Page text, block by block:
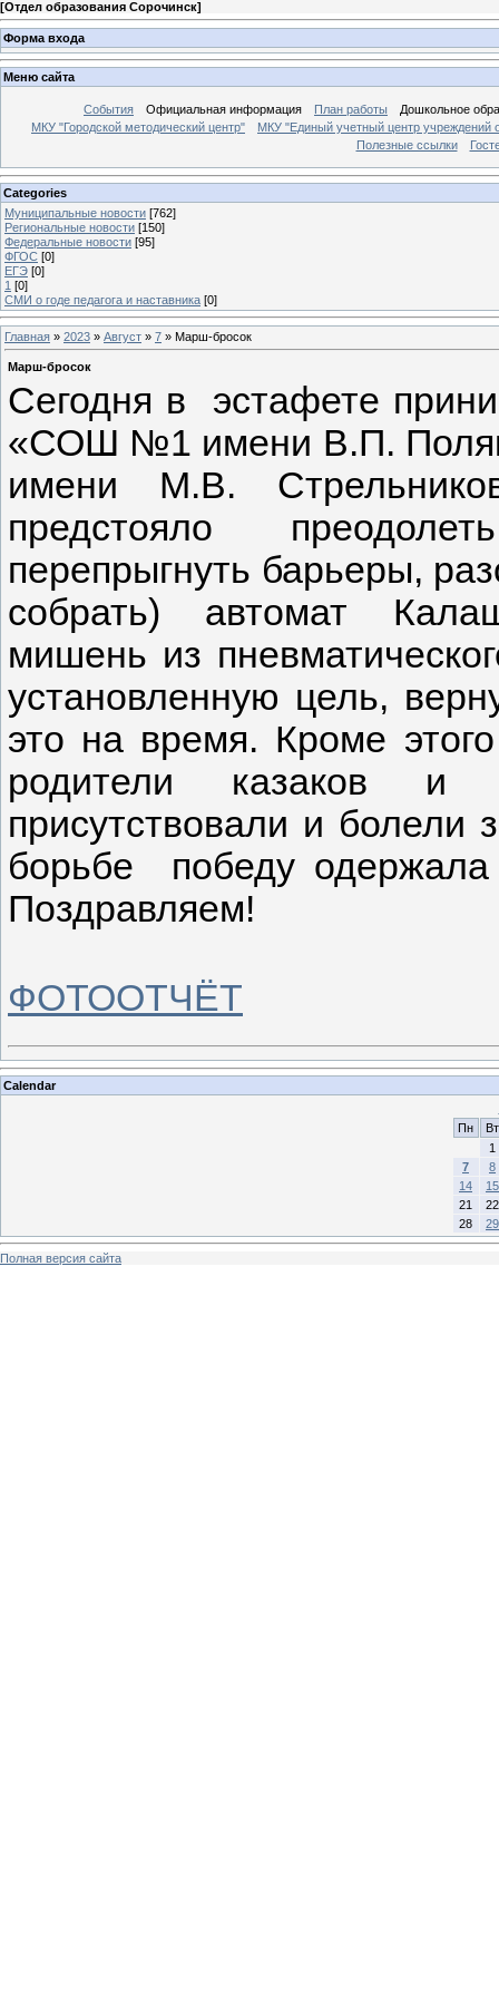
[Отдел образования Сорочинск]
Форма входа
Меню сайта
События Официальная информация План работы
Дошкольное
МКУ "Городской методический центр"
МКУ "Единый учетный центр учреждений
Полезные ссылки
Categories
Муниципальные новости [762]
Региональные новости [150]
Федеральные новости [95]
ФГОС [0]
ЕГЭ [0]
1 [0]
СМИ о годе педагога и наставника [0]
Главная » 2023 » Август » 7 » Марш-бросок
Марш-бросок
Сегодня в эстафете
«СОШ №1 имени В.П.
имени М.В.
предстояло
перепрыгнуть барьеры,
собрать) автомат
мишень из
установленную цель,
это на время. Кроме
родители казаков и
присутствовали и болели
борьбе победу
Поздравляем!
ФОТООТЧЁТ
Calendar
Пн
Вт
1
7
8
14
15
21
22
28
29
Полная версия сайта